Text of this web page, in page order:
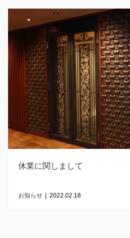
休業に関しまして
お知らせ | 2022.02.18